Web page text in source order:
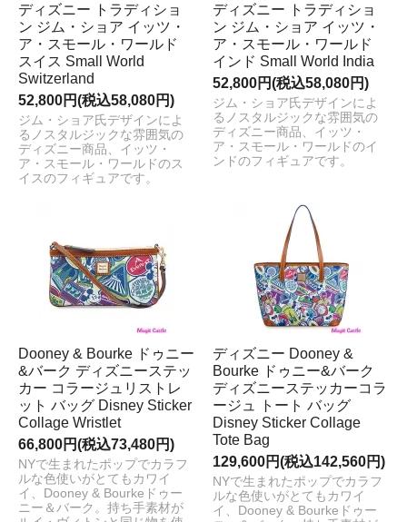
ディズニー トラディショ
ン ジム・ショア イッツ・
ア・スモール・ワールド
スイス Small World
Switzerland
52,800円(税込58,080円)
ジム・ショア氏デザインによ
るノスタルジックな雰囲気の
ディズニー商品、イッツ・
ア・スモール・ワールドのス
イスのフィギュアです。
ディズニー トラディショ
ン ジム・ショア イッツ・
ア・スモール・ワールド
インド Small World India
52,800円(税込58,080円)
ジム・ショア氏デザインによ
るノスタルジックな雰囲気の
ディズニー商品、イッツ・
ア・スモール・ワールドのイ
ンドのフィギュアです。
Dooney & Bourke ドゥニー
&バーク ディズニーステッ
カー コラージュリストレ
ット バッグ Disney Sticker
Collage Wristlet
66,800円(税込73,480円)
NYで生まれたポップでカラフ
ルな色使いがとてもカワイ
イ、Dooney & Bourkeドゥー
ニー＆バーク。持ち手素材が
ディズニー Dooney &
Bourke ドゥニー&バーク
ディズニーステッカーコラ
ージュ トート バッグ
Disney Sticker Collage
Tote Bag
129,600円(税込142,560円)
NYで生まれたポップでカラフ
ルな色使いがとてもカワイ
イ、Dooney & Bourkeドゥー